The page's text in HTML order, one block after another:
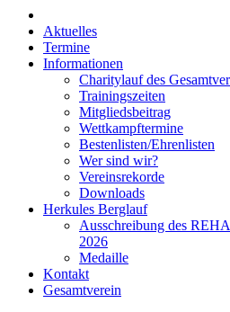
Aktuelles
Termine
Informationen
Charitylauf des
Trainingszeiten
Mitgliedsbeitrag
Wettkampftermine
Bestenlisten/Ehrenlisten
Wer sind wir?
Vereinsrekorde
Downloads
Herkules Berglauf
Ausschreibung des
2026
Medaille
Kontakt
Gesamtverein